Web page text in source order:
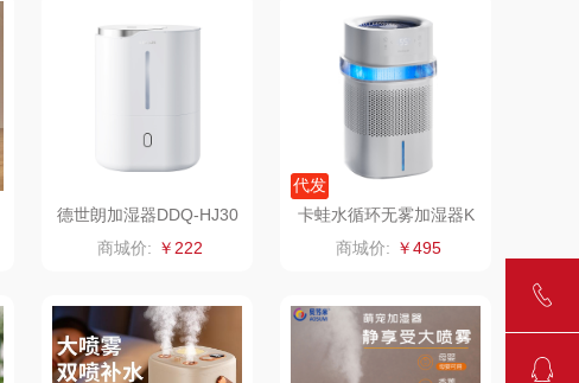
杜邦（餐具类）
味滋源（品牌方）
三胖蛋
宏太 都乐Dole
欧丽薇兰 易路达
德世朗加湿器DDQ-HJ30
商城价: ￥222
代发
卡蛙水循环无雾加湿器K
W-JSQ25
商城价: ￥495